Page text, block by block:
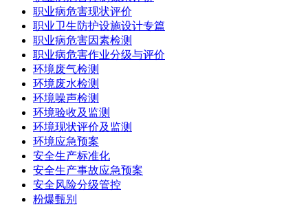
职业病危害现状评价
职业卫生防护设施设计专篇
职业病危害因素检测
职业病危害作业分级与评价
环境废气检测
环境废水检测
环境噪声检测
环境验收及监测
环境现状评价及监测
环境应急预案
安全生产标准化
安全生产事故应急预案
安全风险分级管控
粉爆甄别